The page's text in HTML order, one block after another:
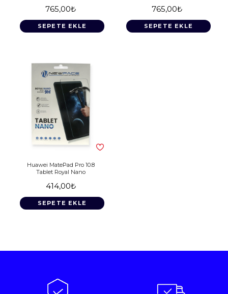
765,00₺
SEPETE EKLE
765,00₺
SEPETE EKLE
Huawei MatePad Pro 10.8
Tablet Royal Nano
414,00₺
SEPETE EKLE